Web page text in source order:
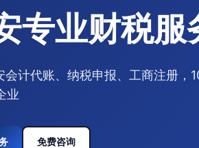
专业财税服
会计代账、纳税申报、工商注册，
业
免费咨询